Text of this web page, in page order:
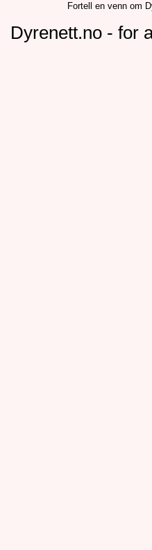
Fortell en venn om
Dyrenett.no - for